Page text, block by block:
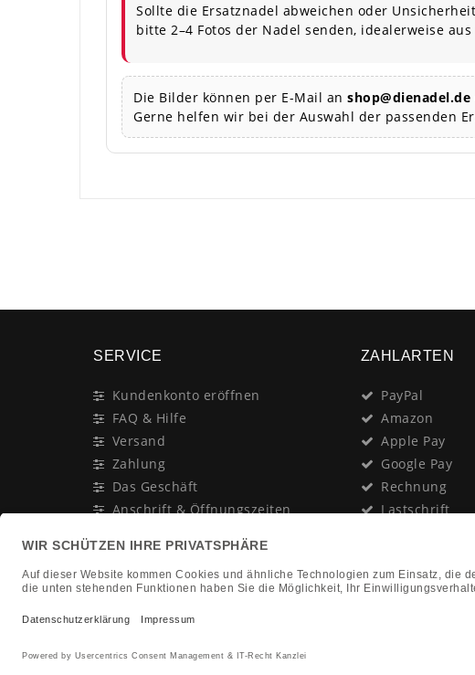
Sollte die Ersatznadel abweichen oder
bitte 2–4 Fotos der Nadel senden, idealerweise
Die Bilder können per E-Mail an shop@dienadel.de
Gerne helfen wir bei der Auswahl der passenden
SERVICE
Kundenkonto eröffnen
FAQ & Hilfe
Versand
Zahlung
Das Geschäft
Anschrift & Öffnungszeiten
Newsletter
In Gedenken an:
Jürgen Duhn
ZAHLARTEN
PayPal
Amazon
Apple Pay
Google Pay
Rechnung
Lastschrift
Nachnahme